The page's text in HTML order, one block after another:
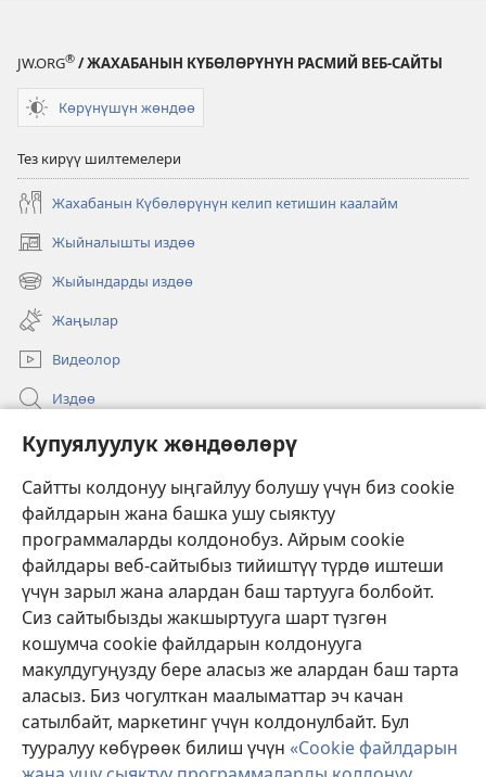
Купуялуулук жөндөөлөрү
Сайтты колдонуу ыңгайлуу болушу үчүн биз cookie
файлдарын жана башка ушу сыяктуу
программаларды колдонобуз. Айрым cookie
файлдары веб-сайтыбыз тийиштүү түрдө иштеши
үчүн зарыл жана алардан баш тартууга болбойт.
Сиз сайтыбызды жакшыртууга шарт түзгөн
кошумча cookie файлдарын колдонууга
макулдугуңузду бере аласыз же алардан баш тарта
аласыз. Биз чогулткан маалыматтар эч качан
сатылбайт, маркетинг үчүн колдонулбайт. Бул
тууралуу көбүрөөк билиш үчүн «Cookie файлдарын
JW.ORG® / ЖАХАБАНЫН КҮБӨЛӨРҮНҮН РАСМИЙ ВЕБ-САЙТЫ
Көрүнүшүн жөндөө
Тез кирүү шилтемелери
Жахабанын Күбөлөрүнүн келип кетишин каалайм
Жыйналышты издөө
(жаңы
терезе
ачат)
Жыйындарды издөө
(жаңы
терезе
ачат)
Жаңылар
Видеолор
Издөө
Бийлик өкүлдөрү үчүн маалымат
Тартуулар
(жаңы
терезе
ачат)
ОНЛАЙН КИТЕПКАНА
(жаңы
терезе
ачат) JW Hub
(жаңы
терезе
ачат) JW Library
Watchtower Library